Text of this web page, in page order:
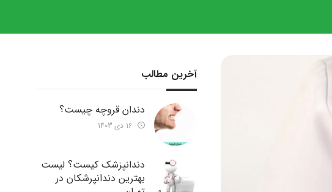
آخرین مطالب
دندان قروچه چیست؟
دندانپزشک کیست؟ لیست
بهترین دندانپرشکان در